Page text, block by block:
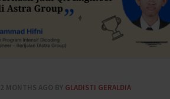
2 MONTHS AGO BY GLADISTI GERALDIA